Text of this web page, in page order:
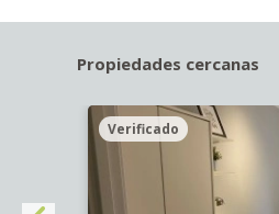
Propiedades cercanas
Verificado